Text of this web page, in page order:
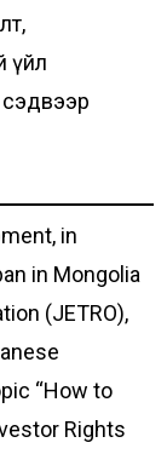
үйл
сэдвээр
in
in Mongolia
(JETRO),
“How to
Rights